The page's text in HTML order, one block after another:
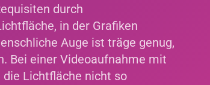
durch
in der Grafiken
Auge ist träge genug,
Bei einer Videoaufnahme mit
Lichtfläche nicht so